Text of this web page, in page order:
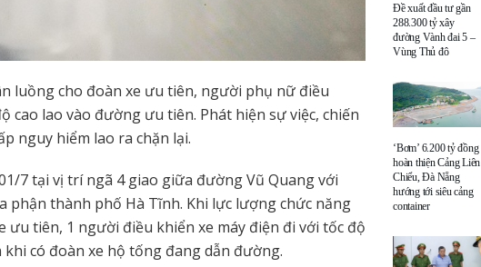
luồng cho đoàn xe ưu tiên, người phụ nữ điều
cao lao vào đường ưu tiên. Phát hiện sự việc, chiến
nguy hiểm lao ra chặn lại.
7 tại vị trí ngã 4 giao giữa đường Vũ Quang với
phận thành phố Hà Tĩnh. Khi lực lượng chức năng
ưu tiên, 1 người điều khiển xe máy điện đi với tốc độ
có đoàn xe hộ tống đang dẫn đường.
Đề xuất đầu tư gần
288.300 tỷ xây
đường Vành đai 5 –
Vùng Thủ đô
‘Bơm’ 6.200 tỷ đồng
hoàn thiện Cảng Liên
Chiểu, Đà Nẵng
hướng tới siêu cảng
container